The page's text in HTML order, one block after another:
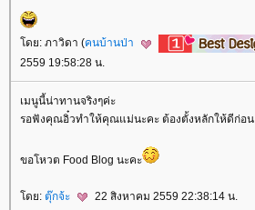
ดย: ภาวิดา (คนบ้านป่า
2559 19:58:28 น.
เมนูนี้น่าทานจริงๆค่ะ
รอฟังคุณอิ๋วทำให้คุณแม่นะคะ ต้องตั้งหลักให้ดีก่อน
ขอโหวต Food Blog นะคะ
ดย: ตุ๊กจ้ะ 22 สิงหาคม 2559 22:38:14 น.